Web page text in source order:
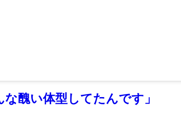
醜い体型してたんです」